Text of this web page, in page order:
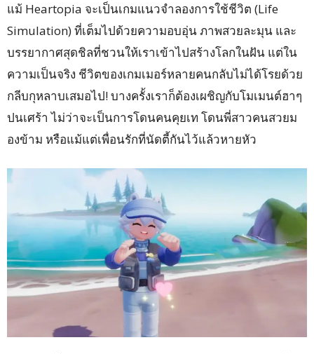
แม้ Heartopia จะเป็นเกมแนวจำลองการใช้ชีวิต (Life
Simulation) ที่เต็มไปด้วยความอบอุ่น ภาพสวยละมุน และ
บรรยากาศสุดชิลที่ชวนให้เราเข้าไปสร้างโลกในฝัน แต่ใน
ความเป็นจริง ชีวิตของเกมเมอร์หลายคนกลับไม่ได้โรยด้วย
กลีบกุหลาบเสมอไป! บางครั้งเราก็ต้องเผชิญกับโมเมนต์ฮาๆ
ปนเศร้า ไม่ว่าจะเป็นการโดนคนคุยเท โดนพี่สาวคนสวยม
องข้าม หรือแม้แต่เพื่อนรักที่นัดตี้กันไว้แล้วหายหัว